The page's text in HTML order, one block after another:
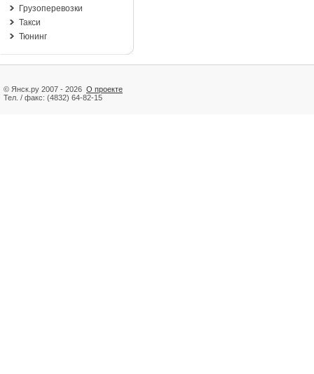
Грузоперевозки
Такси
Тюнинг
© Янск.ру 2007 - 2026 О проекте
Тел. / факс: (4832) 64-82-15